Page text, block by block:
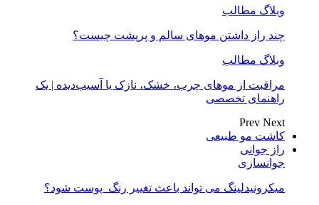
وبلاگ مطالب
چند راز داشتن موهای سالم و پرپشت چیست؟
وبلاگ مطالب
مراقبت از موهای چرب، خشک، نازک یا آسیب‌دیده | یک
راهنمای تخصصی
Prev Next
کاشت مو طبیعی
راز جوانی
جوانسازی
میکرونیدلینگ می تواند باعث تغییر رنگ ‍ پوست شود؟